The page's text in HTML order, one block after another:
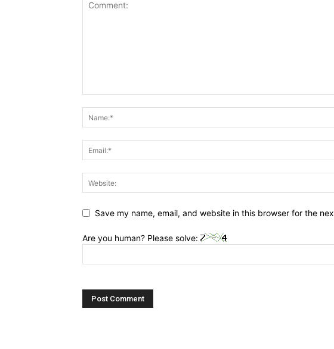
Save my name, email, and website in this browser for the
Are you human? Please solve: